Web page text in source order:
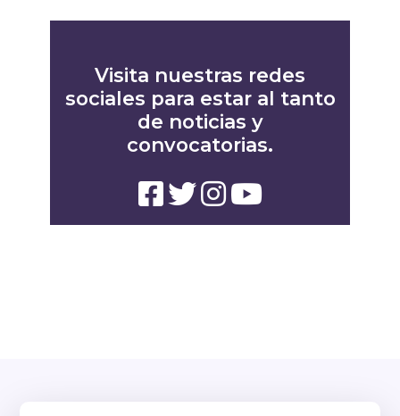
Visita nuestras redes
sociales para estar al tanto
de noticias y
convocatorias.